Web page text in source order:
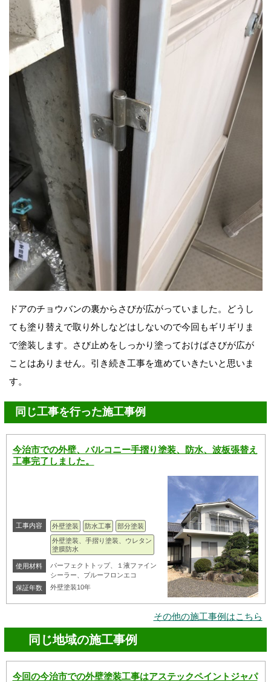
ドアのチョウバンの裏からさびが広がっていました。どうし
ても塗り替えで取り外しなどはしないので今回もギリギリま
で塗装します。さび止めをしっかり塗っておけばさびが広が
ことはありません。引き続き工事を進めていきたいと思いま
す。
同じ工事を行った施工事例
今治市での外壁、バルコニー手摺り塗装、防水、波板張替え
工事完了しました。
工事内容 外壁塗装 防水工事
部分塗装
外壁塗装、手摺り塗装、ウレタン
塗膜防水
使用材料
パーフェクトトップ、１液ファイン
シーラー、プルーフロンエコ
保証年数
外壁塗装10年
その他の施工事例はこちら
同じ地域の施工事例
今回の今治市での外壁塗装工事はアステックペイントジャパ